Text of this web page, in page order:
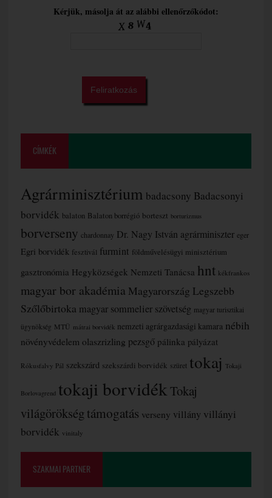
Kérjük, másolja át az alábbi ellenőrzőkódot:
CÍMKÉK
Agrárminisztérium badacsony Badacsonyi
borvidék balaton Balaton borrégió borteszt borturizmus
borverseny chardonnay Dr. Nagy István agrárminiszter eger
Egri borvidék fesztivál furmint földművelésügyi minisztérium
gasztronómia Hegyközségek Nemzeti Tanácsa hnt kékfrankos
magyar bor akadémia Magyarország Legszebb
Szőlőbirtoka magyar sommelier szövetség magyar turisztikai
ügynökség MTÜ mátrai borvidék nemzeti agrárgazdasági kamara nébih
növényvédelem olaszrizling pezsgő pálinka pályázat
Rókusfalvy Pál szekszárd szekszárdi borvidék szüret tokaj Tokaji
Borlovagrend tokaji borvidékTokaj
világörökségtámogatás verseny villány villányi
borvidék vinitaly
SZAKMAI PARTNER